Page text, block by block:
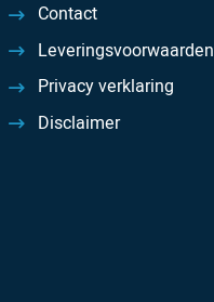
Contact
Leveringsvoorwaarden
Privacy verklaring
Disclaimer